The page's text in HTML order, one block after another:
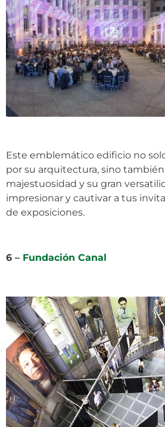
Este emblemático edificio no
por su arquitectura, sino
majestuosidad y su gran
impresionar y cautivar a tus
de exposiciones.
6 – Fundación Canal